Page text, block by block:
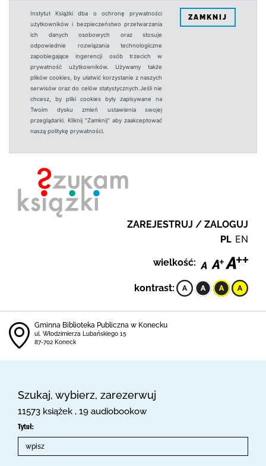
Instytut Książki dba o ochronę prywatności
użytkowników i bezpieczeństwo przetwarzania
ich danych osobowych oraz stosuje
odpowiednie rozwiązania technologiczne
zapobiegające ingerencji osób trzecich w
prywatność użytkowników. Używamy także
plików cookies, by ułatwić korzystanie z naszych
serwisów oraz do celów statystycznych.Jeśli nie
chcesz, by pliki cookies były zapisywane na
Twoim dysku zmień ustawienia swojej
przeglądarki. Kliknij "Zamknij" aby zaakceptować
naszą politykę prywatności.
ZAMKNIJ
ZAREJESTRUJ / ZALOGUJ
PL EN
wielkość:
kontrast:
Gminna Biblioteka Publiczna w Konecku
ul. Włodzimierza Lubańskiego 15
87-702 Koneck
Szukaj, wybierz, zarezerwuj
11573 książek , 19 audiobookow
Tytuł: